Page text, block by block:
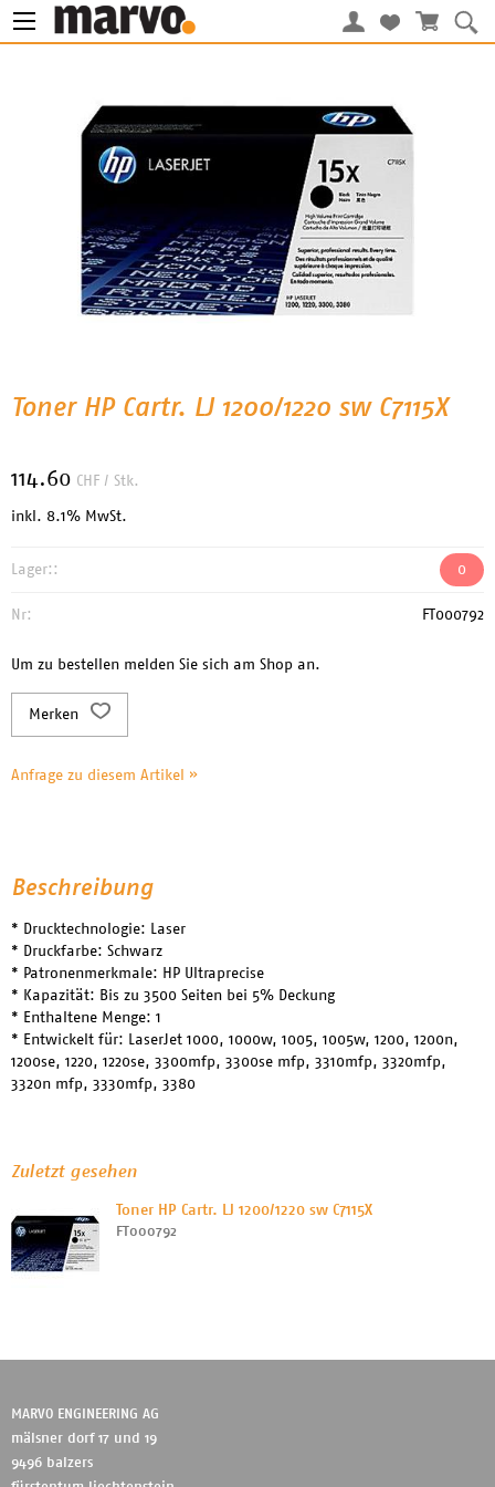
Toner HP Cartr. LJ 1200/1220 sw C7115X
114.60 CHF / Stk.
inkl. 8.1% MwSt.
Lager:: 0
Nr: FT000792
Um zu bestellen melden Sie sich am Shop an.
Merken
Anfrage zu diesem Artikel »
Beschreibung
* Drucktechnologie: Laser
* Druckfarbe: Schwarz
* Patronenmerkmale: HP Ultraprecise
* Kapazität: Bis zu 3500 Seiten bei 5% Deckung
* Enthaltene Menge: 1
* Entwickelt für: LaserJet 1000, 1000w, 1005, 1005w, 1200, 1200n,
1200se, 1220, 1220se, 3300mfp, 3300se mfp, 3310mfp, 3320mfp,
3320n mfp, 3330mfp, 3380
Zuletzt gesehen
Toner HP Cartr. LJ 1200/1220 sw C7115X
FT000792
MARVO ENGINEERING AG
mälsner dorf 17 und 19
9496 balzers